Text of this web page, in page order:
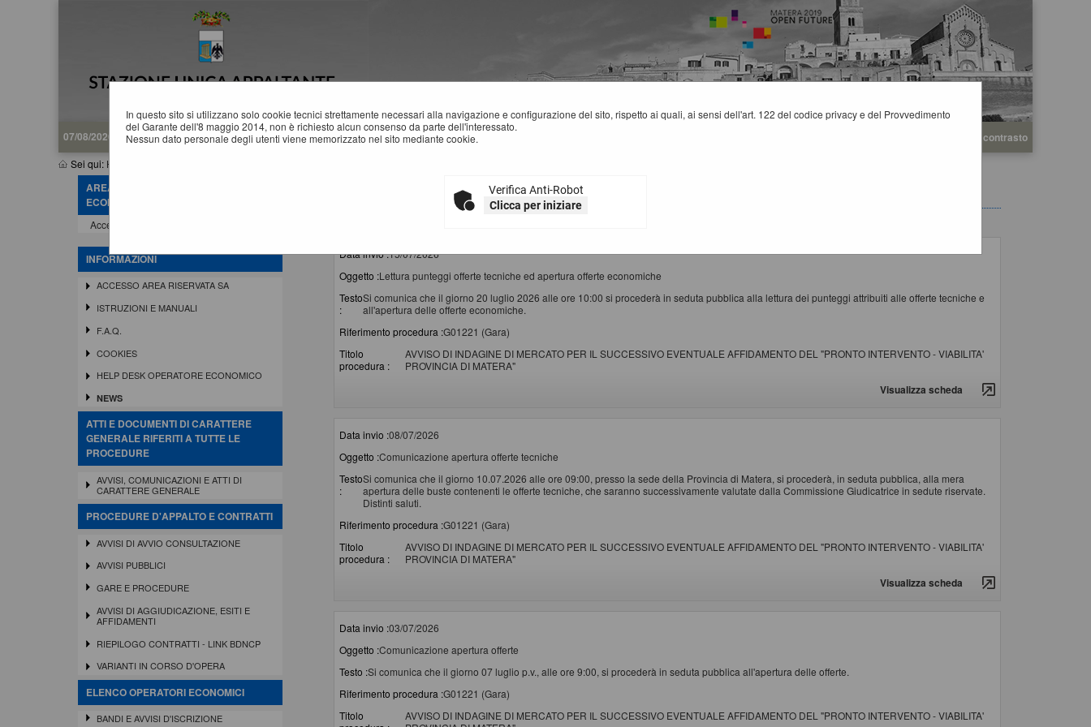
07/08/2026 09:36 Alto contrasto
Sei qui: Home
In questo sito si utilizzano solo cookie tecnici strettamente necessari alla navigazione e configurazione del sito, rispetto ai quali, ai sensi dell'art. 122 del codice privacy e del Provvedimento
del Garante dell'8 maggio 2014, non è richiesto alcun consenso da parte dell'interessato.
Nessun dato personale degli utenti viene memorizzato nel sito mediante cookie.
Verifica Anti-Robot
Clicca per iniziare
AREA RISERVATA OPERATORE
ECONOMICO
Accedi - Registrati
INFORMAZIONI
ACCESSO AREA RISERVATA SA
ISTRUZIONI E MANUALI
F.A.Q.
COOKIES
HELP DESK OPERATORE ECONOMICO
NEWS
ATTI E DOCUMENTI DI CARATTERE
GENERALE RIFERITI A TUTTE LE
PROCEDURE
AVVISI, COMUNICAZIONI E ATTI DI
CARATTERE GENERALE
PROCEDURE D'APPALTO E CONTRATTI
AVVISI DI AVVIO CONSULTAZIONE
AVVISI PUBBLICI
GARE E PROCEDURE
AVVISI DI AGGIUDICAZIONE, ESITI E
AFFIDAMENTI
RIEPILOGO CONTRATTI - LINK BDNCP
VARIANTI IN CORSO D'OPERA
ELENCO OPERATORI ECONOMICI
BANDI E AVVISI D'ISCRIZIONE
Data invio :15/07/2026
Oggetto :Lettura punteggi offerte tecniche ed apertura offerte economiche
Testo
:
Si comunica che il giorno 20 luglio 2026 alle ore 10:00 si procederà in seduta pubblica alla lettura dei punteggi attribuiti alle offerte tecniche e
all'apertura delle offerte economiche.
Riferimento procedura :G01221 (Gara)
Titolo
procedura :
AVVISO DI INDAGINE DI MERCATO PER IL SUCCESSIVO EVENTUALE AFFIDAMENTO DEL "PRONTO INTERVENTO - VIABILITA'
PROVINCIA DI MATERA"
Visualizza scheda
Data invio :08/07/2026
Oggetto :Comunicazione apertura offerte tecniche
Testo
:
Si comunica che il giorno 10.07.2026 alle ore 09:00, presso la sede della Provincia di Matera, si procederà, in seduta pubblica, alla mera
apertura delle buste contenenti le offerte tecniche, che saranno successivamente valutate dalla Commissione Giudicatrice in sedute riservate.
Distinti saluti.
Riferimento procedura :G01221 (Gara)
Titolo
procedura :
AVVISO DI INDAGINE DI MERCATO PER IL SUCCESSIVO EVENTUALE AFFIDAMENTO DEL "PRONTO INTERVENTO - VIABILITA'
PROVINCIA DI MATERA"
Visualizza scheda
Data invio :03/07/2026
Oggetto :Comunicazione apertura offerte
Testo :Si comunica che il giorno 07 luglio p.v., alle ore 9:00, si procederà in seduta pubblica all'apertura delle offerte.
Riferimento procedura :G01221 (Gara)
Titolo
AVVISO DI INDAGINE DI MERCATO PER IL SUCCESSIVO EVENTUALE AFFIDAMENTO DEL "PRONTO INTERVENTO - VIABILITA'